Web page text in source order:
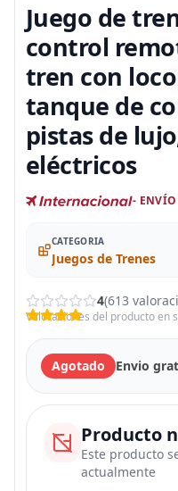
Juego de
control
tren con
tanque de
pistas de
eléctricos
- ENVÍO
CATEGORIA
Juegos de Trenes
4(613
Valoraciones del producto en
Agotado Envio
Producto
Este producto
actualmente